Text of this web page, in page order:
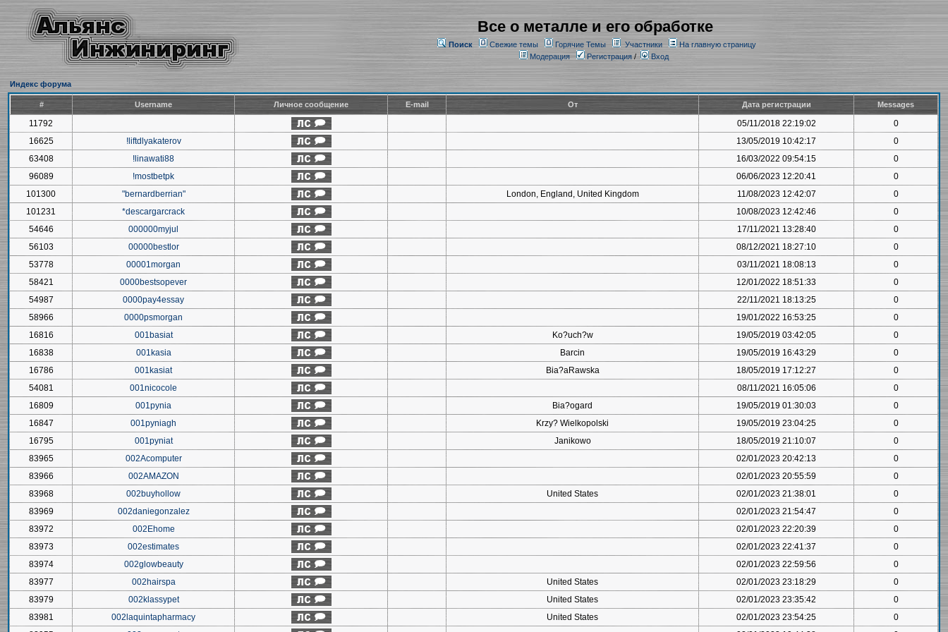
Все о металле и его обработке
Поиск Свежие темы Горячие Темы Участники
На главную страницу
Модерация
Регистрация/ Вход
Индекс форума
# Username Личное сообщение E-mail От Дата регистрации Messages
11792 05/11/2018 22:19:02
0
16625
!liftdlyakaterov 13/05/2019 10:42:17
0
63408
!linawati88 16/03/2022 09:54:15
0
96089
!mostbetpk 06/06/2023 12:20:41
0
101300
"bernardberrian" London, England, United Kingdom 11/08/2023 12:42:07
0
101231
*descargarcrack 10/08/2023 12:42:46
0
54646
000000myjul 17/11/2021 13:28:40
0
56103
00000bestlor 08/12/2021 18:27:10
0
53778
00001morgan 03/11/2021 18:08:13
0
58421
0000bestsopever 12/01/2022 18:51:33
0
54987
0000pay4essay 22/11/2021 18:13:25
0
58966
0000psmorgan 19/01/2022 16:53:25
0
16816
001basiat Ko?uch?w 19/05/2019 03:42:05
0
16838
001kasia Barcin 19/05/2019 16:43:29
0
16786
001kasiat Bia?aRawska 18/05/2019 17:12:27
0
54081
001nicocole 08/11/2021 16:05:06
0
16809
001pynia Bia?ogard 19/05/2019 01:30:03
0
16847
001pyniagh Krzy? Wielkopolski 19/05/2019 23:04:25
0
16795
001pyniat Janikowo 18/05/2019 21:10:07
0
83965
002Acomputer 02/01/2023 20:42:13
0
83966
002AMAZON 02/01/2023 20:55:59
0
83968
002buyhollow United States 02/01/2023 21:38:01
0
83969
002daniegonzalez 02/01/2023 21:54:47
0
83972
002Ehome 02/01/2023 22:20:39
0
83973
002estimates 02/01/2023 22:41:37
0
83974
002glowbeauty 02/01/2023 22:59:56
0
83977
002hairspa United States 02/01/2023 23:18:29
0
83979
002klassypet United States 02/01/2023 23:35:42
0
83981
002laquintapharmacy United States 02/01/2023 23:54:25
0